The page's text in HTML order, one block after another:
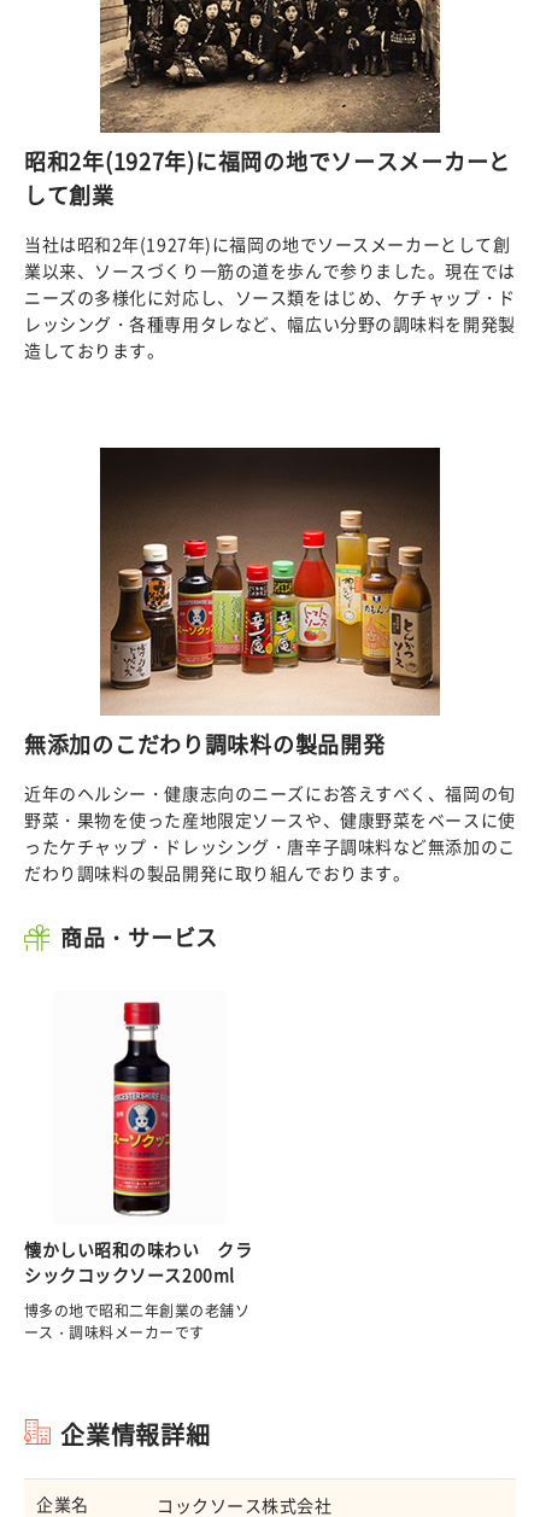
昭和2年(1927年)に福岡の地でソースメーカーと
して創業
当社は昭和2年(1927年)に福岡の地でソースメーカーとして創
業以来、ソースづくり一筋の道を歩んで参りました。現在では
ニーズの多様化に対応し、ソース類をはじめ、ケチャップ・ド
レッシング・各種専用タレなど、幅広い分野の調味料を開発製
造しております。
無添加のこだわり調味料の製品開発
近年のヘルシー・健康志向のニーズにお答えすべく、福岡の旬
野菜・果物を使った産地限定ソースや、健康野菜をベースに使
ったケチャップ・ドレッシング・唐辛子調味料など無添加のこ
だわり調味料の製品開発に取り組んでおります。
商品・サービス
懐かしい昭和の味わい クラ
シックコックソース200ml
博多の地で昭和二年創業の老舗ソ
ース・調味料メーカーです
企業情報詳細
企業名 コックソース株式会社